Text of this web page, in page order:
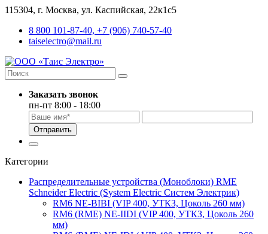
115304, г. Москва, ул. Каспийская, 22к1с5
8 800 101-87-40, +7 (906) 740-57-40
taiselectro@mail.ru
Заказать звонок
пн-пт 8:00 - 18:00
Отправить
Категории
Распределительные устройства (Моноблоки) RME
Schneider Electric (System Electric Систем Электрик)
RM6 NE-BIBI (VIP 400, УТКЗ, Цоколь 260 мм)
RM6 (RME) NE-IIDI (VIP 400, УТКЗ, Цоколь 260
мм)